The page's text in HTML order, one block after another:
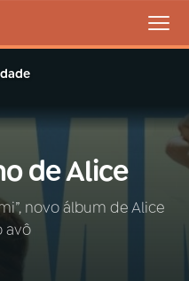
de Alice
novo álbum de Alice
avô